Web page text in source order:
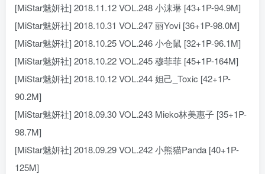
[MiStar魅妍社] 2018.11.12 VOL.248 小沫琳 [43+1P-94.9M]
[MiStar魅妍社] 2018.10.31 VOL.247 丽Yovi [36+1P-98.0M]
[MiStar魅妍社] 2018.10.25 VOL.246 小仓鼠 [32+1P-96.1M]
[MiStar魅妍社] 2018.10.22 VOL.245 穆菲菲 [45+1P-164M]
[MiStar魅妍社] 2018.10.12 VOL.244 妲己_Toxic [42+1P-
90.2M]
[MiStar魅妍社] 2018.09.30 VOL.243 Mieko林美惠子 [35+1P-
98.7M]
[MiStar魅妍社] 2018.09.29 VOL.242 小熊猫Panda [40+1P-
125M]